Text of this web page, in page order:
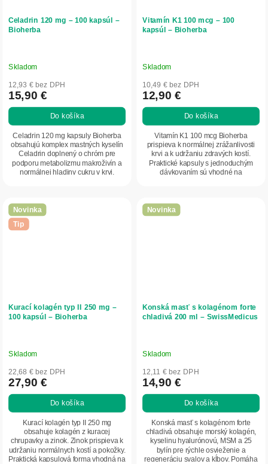
Celadrin 120 mg – 100 kapsúl –
Bioherba
Skladom
12,93 € bez DPH
15,90 €
Do košíka
Celadrin 120 mg kapsuly Bioherba
obsahujú komplex mastných kyselín
Celadrin doplnený o chróm pre
podporu metabolizmu makroživín a
normálnej hladiny cukru v krvi.
Vitamín K1 100 mcg – 100
kapsúl – Bioherba
Skladom
10,49 € bez DPH
12,90 €
Do košíka
Vitamín K1 100 mcg Bioherba
prispieva k normálnej zrážanlivosti
krvi a k udržaniu zdravých kostí.
Praktické kapsuly s jednoduchým
dávkovaním sú vhodné na
Novinka
Tip
Kurací kolagén typ II 250 mg –
100 kapsúl – Bioherba
Skladom
22,68 € bez DPH
27,90 €
Do košíka
Kurací kolagén typ II 250 mg
obsahuje kolagén z kuracej
chrupavky a zinok. Zinok prispieva k
udržaniu normálnych kostí a pokožky.
Praktická kapsulová forma vhodná na
Novinka
Konská masť s kolagénom forte
chladivá 200 ml – SwissMedicus
Skladom
12,11 € bez DPH
14,90 €
Do košíka
Konská masť s kolagénom forte
chladivá obsahuje morský kolagén,
kyselinu hyalurónovú, MSM a 25
bylín pre rýchle osvieženie a
regeneráciu svalov a kĺbov. Pomáha